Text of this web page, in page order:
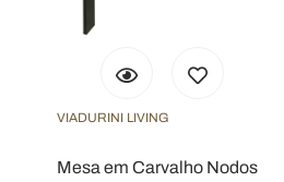
VIADURINI LIVING
Mesa em Carvalho Nodos